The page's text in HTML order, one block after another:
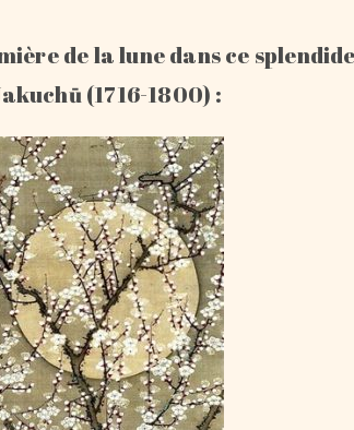
de la lune dans ce
(1716-1800) :